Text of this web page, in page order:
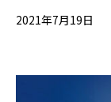
2021年7月19日